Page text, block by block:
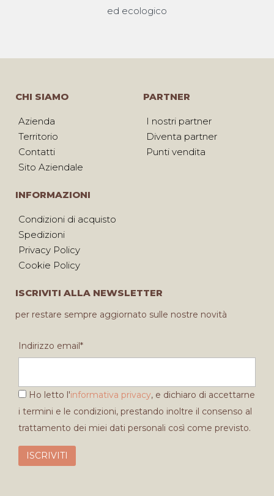
ed ecologico
CHI SIAMO
Azienda
Territorio
Contatti
Sito Aziendale
PARTNER
I nostri partner
Diventa partner
Punti vendita
INFORMAZIONI
Condizioni di acquisto
Spedizioni
Privacy Policy
Cookie Policy
ISCRIVITI ALLA NEWSLETTER
per restare sempre aggiornato sulle nostre novità
Indirizzo email*
Ho letto l'informativa privacy, e dichiaro di accettarne
i termini e le condizioni, prestando inoltre il consenso al
trattamento dei miei dati personali così come previsto.